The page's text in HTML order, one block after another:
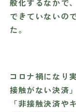
般化するなかで
できていないの
た。
コロナ禍になり
接触がない決済
「非接触決済や